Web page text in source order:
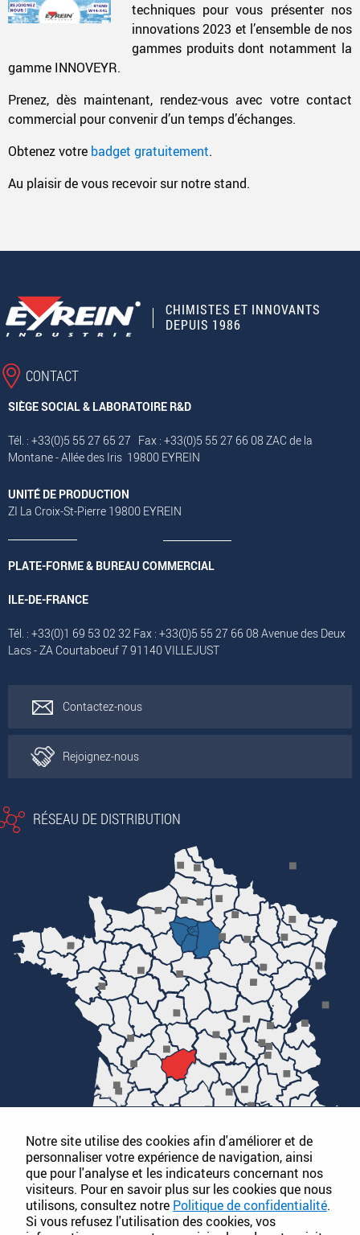
techniques pour vous présenter nos
innovations 2023 et l’ensemble de nos
gammes produits dont notamment la
gamme INNOVEYR.
Prenez, dès maintenant, rendez-vous avec votre contact
commercial pour convenir d’un temps d’échanges.
Obtenez votre badget gratuitement.
Au plaisir de vous recevoir sur notre stand.
CHIMISTES ET INNOVANTS
DEPUIS 1986
CONTACT
SIÈGE SOCIAL & LABORATOIRE R&D
Tél. : +33(0)5 55 27 65 27 Fax : +33(0)5 55 27 66 08 ZAC de la
Montane - Allée des Iris 19800 EYREIN
UNITÉ DE PRODUCTION
ZI La Croix-St-Pierre 19800 EYREIN
PLATE-FORME & BUREAU COMMERCIAL
ILE-DE-FRANCE
Tél. : +33(0)1 69 53 02 32 Fax : +33(0)5 55 27 66 08 Avenue des Deux
Lacs - ZA Courtaboeuf 7 91140 VILLEJUST
Contactez-nous
Rejoignez-nous
RÉSEAU DE DISTRIBUTION
Notre site utilise des cookies afin d'améliorer et de
personnaliser votre expérience de navigation, ainsi
que pour l'analyse et les indicateurs concernant nos
visiteurs. Pour en savoir plus sur les cookies que nous
utilisons, consultez notre Politique de confidentialité.
Si vous refusez l'utilisation des cookies, vos